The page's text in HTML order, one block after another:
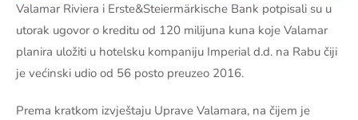
Valamar Riviera i Erste&Steiermärkische Bank potpisali su u
utorak ugovor o kreditu od 120 milijuna kuna koje Valamar
planira uložiti u hotelsku kompaniju Imperial d.d. na Rabu čiji
je većinski udio od 56 posto preuzeo 2016.
Prema kratkom izvještaju Uprave Valamara, na čijem je